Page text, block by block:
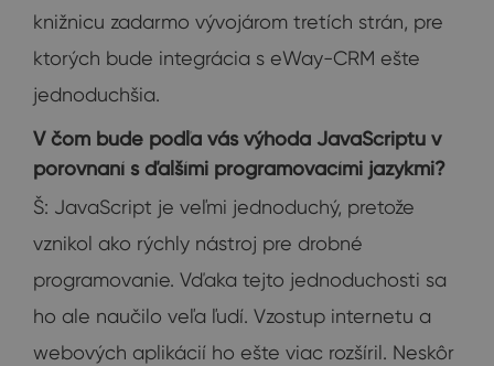
knižnicu zadarmo vývojárom tretích strán, pre
ktorých bude integrácia s eWay-CRM ešte
jednoduchšia.
V čom bude podľa vás výhoda JavaScriptu v
porovnaní s ďalšími programovacími jazykmi?
Š: JavaScript je veľmi jednoduchý, pretože
vznikol ako rýchly nástroj pre drobné
programovanie. Vďaka tejto jednoduchosti sa
ho ale naučilo veľa ľudí. Vzostup internetu a
webových aplikácií ho ešte viac rozšíril. Neskôr